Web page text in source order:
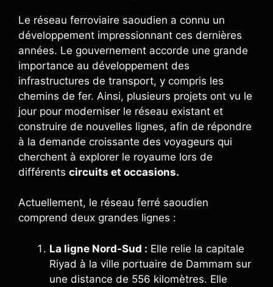
Le réseau ferroviaire saoudien a connu un
développement impressionnant ces dernières
années. Le gouvernement accorde une grande
importance au développement des
infrastructures de transport, y compris les
chemins de fer. Ainsi, plusieurs projets ont vu le
jour pour moderniser le réseau existant et
construire de nouvelles lignes, afin de répondre
à la demande croissante des voyageurs qui
cherchent à explorer le royaume lors de
différents circuits et occasions.
Actuellement, le réseau ferré saoudien
comprend deux grandes lignes :
La ligne Nord-Sud : Elle relie la capitale
Riyad à la ville portuaire de Dammam sur
une distance de 556 kilomètres. Elle